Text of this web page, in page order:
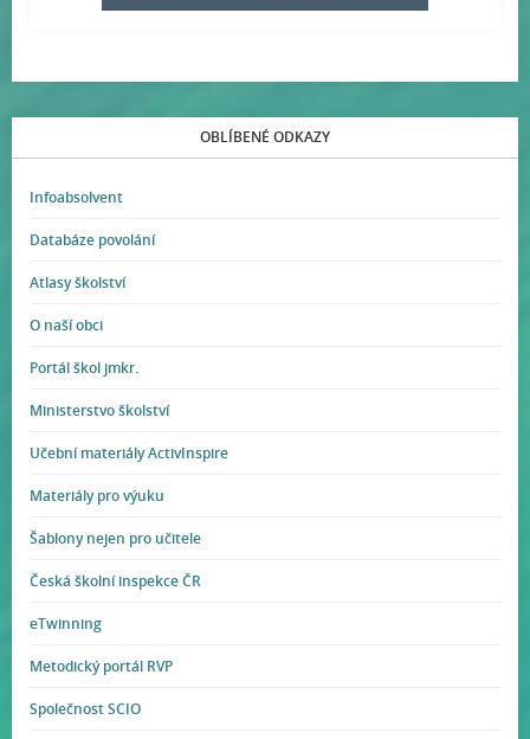
OBLÍBENÉ ODKAZY
Infoabsolvent
Databáze povolání
Atlasy školství
O naší obci
Portál škol jmkr.
Ministerstvo školství
Učební materiály ActivInspire
Materiály pro výuku
Šablony nejen pro učitele
Česká školní inspekce ČR
eTwinning
Metodický portál RVP
Společnost SCIO